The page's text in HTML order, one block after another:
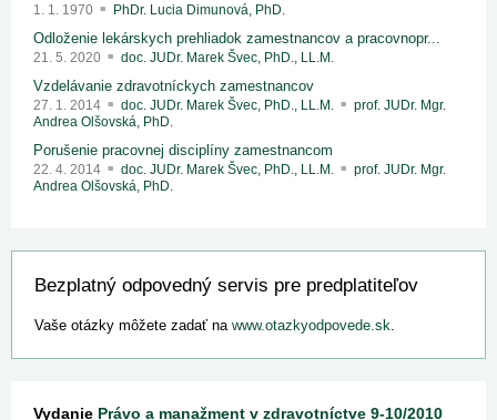
1. 1. 1970 PhDr. Lucia Dimunová, PhD.
Odloženie lekárskych prehliadok zamestnancov a pracovnopr...
21. 5. 2020 doc. JUDr. Marek Švec, PhD., LL.M.
Vzdelávanie zdravotníckych zamestnancov
27. 1. 2014 doc. JUDr. Marek Švec, PhD., LL.M.
prof. JUDr. Mgr.
Andrea Olšovská, PhD.
Porušenie pracovnej disciplíny zamestnancom
22. 4. 2014 doc. JUDr. Marek Švec, PhD., LL.M.
prof. JUDr. Mgr.
Andrea Olšovská, PhD.
Bezplatný odpovedný servis pre predplatiteľov
Vaše otázky môžete zadať na www.otazkyodpovede.sk
Vydanie Právo a manažment v zdravotníctve 9-10/2010